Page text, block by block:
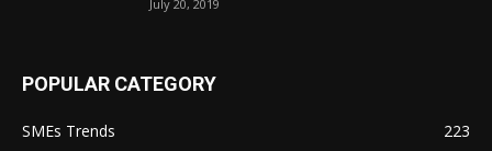
July 20, 2019
POPULAR CATEGORY
SMEs Trends
223